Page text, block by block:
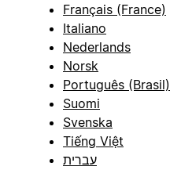
Français (France)
Italiano
Nederlands
Norsk
Português (Brasil)
Suomi
Svenska
Tiếng Việt
עברית